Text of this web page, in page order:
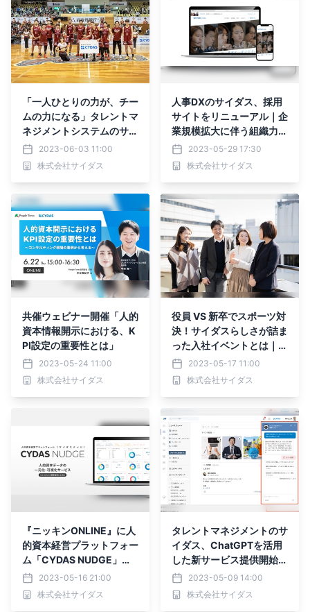
「一人ひとりの力が、チー
ムの力になる」タレントマ
ネジメントシステムのサイ
ダスが越谷アルファーズの
スポンサー活動に込めた想
いとは｜イベントレポート
2023-06-03 11:00
株式会社サイダス
人事DXのサイダス、採用
サイトをリニューアル｜企
業規模拡大に伴う組織力強
化
2023-05-29 17:30
株式会社サイダス
共催ウェビナー開催「人的
資本情報開示における、K
PI設定の重要性とは」
2023-05-24 11:00
株式会社サイダス
役員 VS 新卒でスポーツ対
決！サイダスらしさが詰ま
った入社イベントとは｜6
月22日(木)には24卒ワン
デイ選考会も開催
2023-05-17 11:00
株式会社サイダス
『ニッキンONLINE』に人
的資本経営プラットフォー
ム「CYDAS NUDGE」の
記事が掲載されました
2023-05-16 21:00
株式会社サイダス
タレントマネジメントのサ
イダス、ChatGPTを活用
した新サービス提供開始に
伴い、社内の「生成AIの利
用ガイドライン」を公開
2023-05-09 14:00
株式会社サイダス